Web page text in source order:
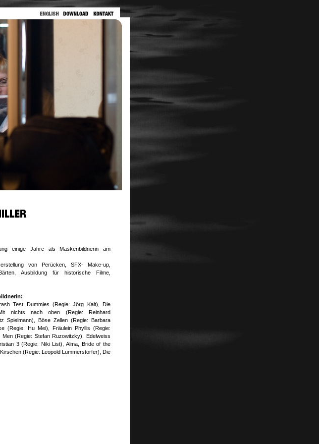
einige Jahre als Maskenbildnerin am
von Perücken, SFX- Make-up,
Ausbildung für historische Filme,
Test Dummies (Regie: Jörg Kalt), Die
nichts nach oben (Regie: Reinhard
Spielmann), Böse Zellen (Regie: Barbara
(Regie: Hu Mei), Fräulein Phyllis (Regie:
(Regie: Stefan Ruzowitzky), Edelweiss
3 (Regie: Niki List), Alma, Bride of the
(Regie: Leopold Lummerstorfer), Die